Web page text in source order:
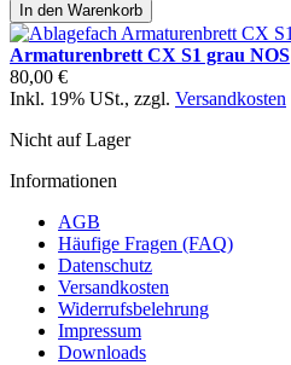
In den Warenkorb
Armaturenbrett CX S1 grau NOS
80,00 €
Inkl. 19% USt., zzgl. Versandkosten
Nicht auf Lager
Informationen
AGB
Häufige Fragen (FAQ)
Datenschutz
Versandkosten
Widerrufsbelehrung
Impressum
Downloads